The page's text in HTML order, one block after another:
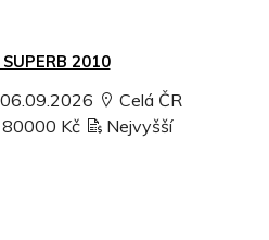
2010
06.09.2026
Celá ČR
80000 Kč
Nejvyšší